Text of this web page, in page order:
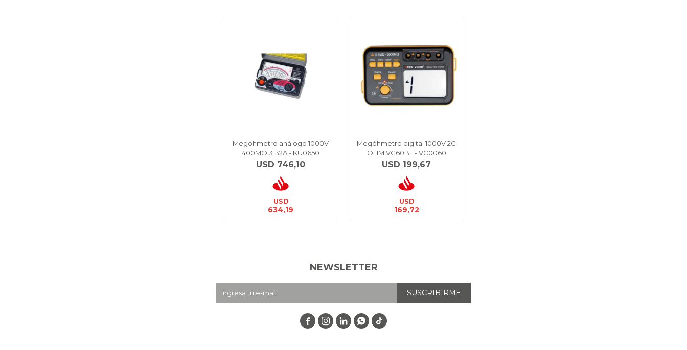
Megóhmetro análogo 1000V
400MO 3132A - KU0650
USD 746,10
USD
634,19
Megóhmetro digital 1000V 2G
OHM VC60B+ - VC0060
USD 199,67
USD
169,72
NEWSLETTER
SUSCRIBIRME
   